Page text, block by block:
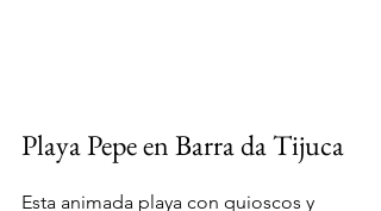
Playa Pepe en Barra da Tijuca
Esta animada playa con quioscos y